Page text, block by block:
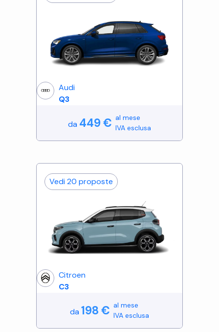
Audi
Q3
da 449€ al mese
IVA esclusa
Vedi 20 proposte
Citroen
C3
da 198 € al mese
IVA esclusa